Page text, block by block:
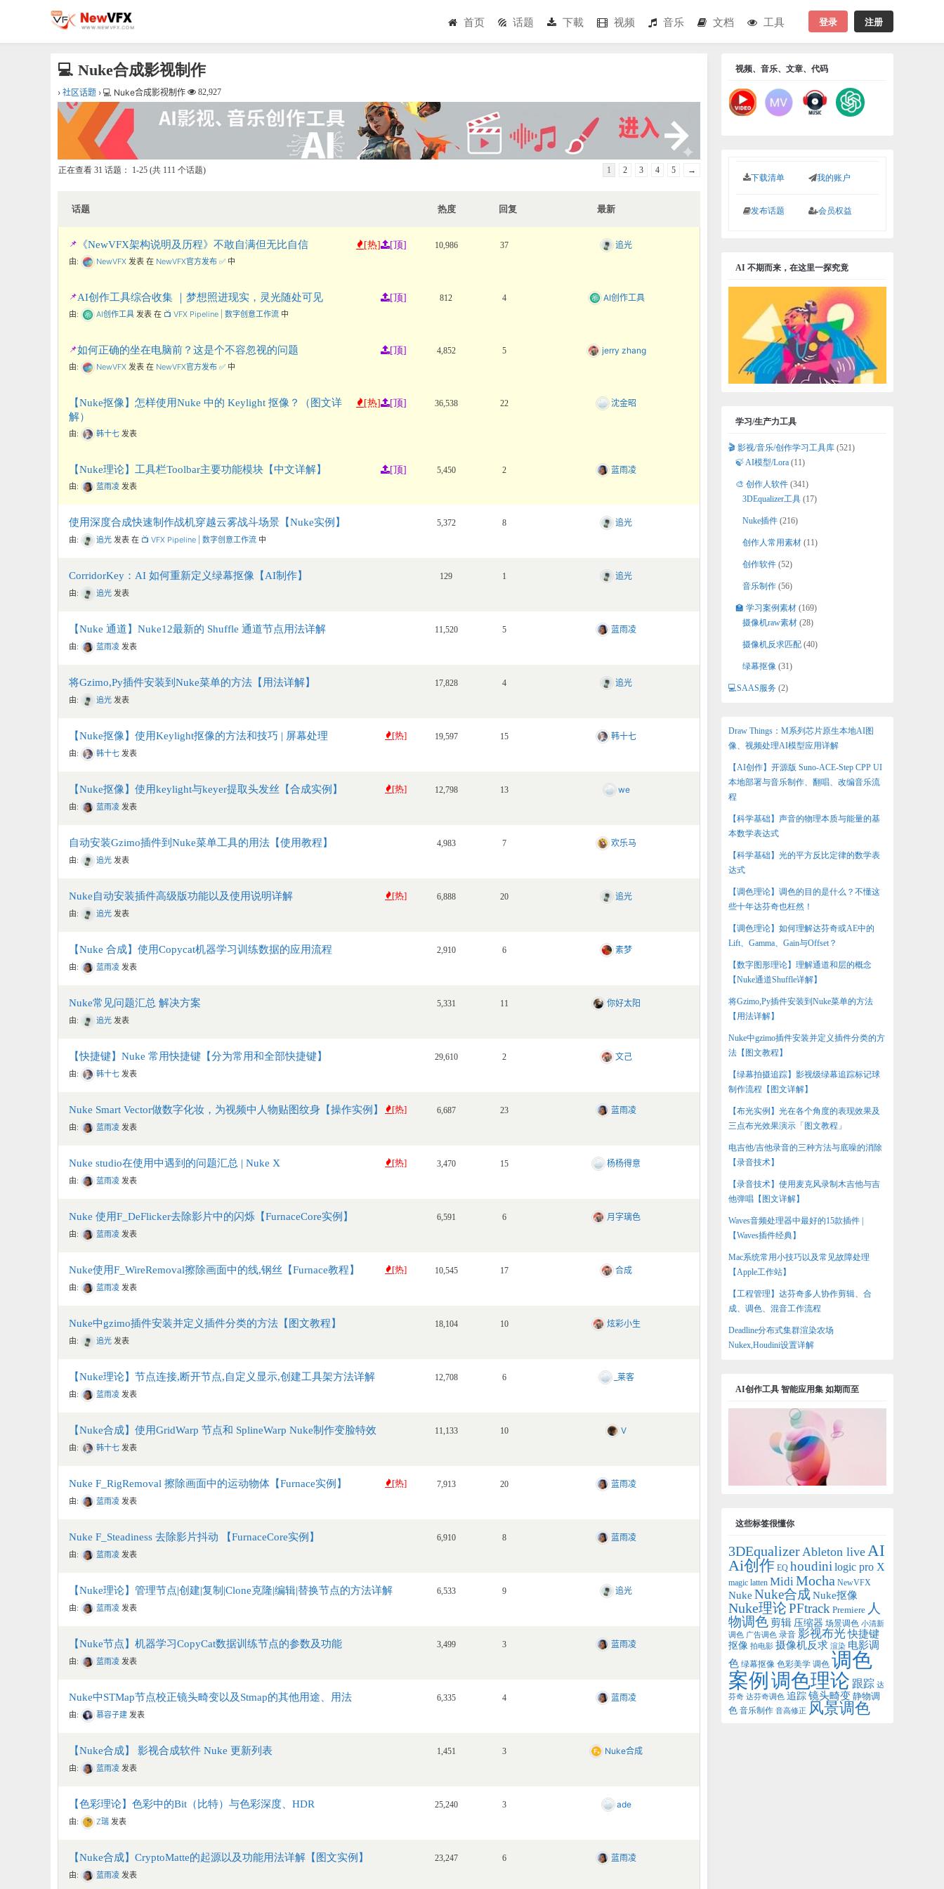
首页 话题 下載 视频 音乐 文档 工具 登录 注册
💻 Nuke合成影视制作
› 社区话题 › 💻 Nuke合成影视制作 82,927
正在查看 31 话题： 1-25 (共 111 个话题) 1 2 3 4 5 →
话题 热度 回复 最新
[顶]
[热]
《NewVFX架构说明及历程》不敢自满但无比自信
由: NewVFX 发表 在 NewVFX官方发布 ✅ 中
10,986 37 追光
[顶]
AI创作工具综合收集 ｜梦想照进现实，灵光随处可见
由: AI创作工具 发表 在 📺 VFX Pipeline | 数字创意工作流 中
812 4 AI创作工具
[顶]
如何正确的坐在电脑前？这是个不容忽视的问题
由: NewVFX 发表 在 NewVFX官方发布 ✅ 中
4,852 5 jerry zhang
[顶]
[热]
【Nuke抠像】怎样使用Nuke 中的 Keylight 抠像？（图文详
解）
由: 韩十七 发表
36,538 22 沈金昭
[顶]
【Nuke理论】工具栏Toolbar主要功能模块【中文详解】
由: 蓝雨凌 发表
5,450 2 蓝雨凌
使用深度合成快速制作战机穿越云雾战斗场景【Nuke实例】
由: 追光 发表 在 📺 VFX Pipeline | 数字创意工作流 中
5,372 8 追光
CorridorKey：AI 如何重新定义绿幕抠像【AI制作】
由: 追光 发表
129 1 追光
【Nuke 通道】Nuke12最新的 Shuffle 通道节点用法详解
由: 蓝雨凌 发表
11,520 5 蓝雨凌
将Gzimo,Py插件安装到Nuke菜单的方法【用法详解】
由: 追光 发表
17,828 4 追光
[热]
【Nuke抠像】使用Keylight抠像的方法和技巧 | 屏幕处理
由: 韩十七 发表
19,597 15 韩十七
[热]
【Nuke抠像】使用keylight与keyer提取头发丝【合成实例】
由: 蓝雨凌 发表
12,798 13 we
自动安装Gzimo插件到Nuke菜单工具的用法【使用教程】
由: 追光 发表
4,983 7 欢乐马
[热]
Nuke自动安装插件高级版功能以及使用说明详解
由: 追光 发表
6,888 20 追光
【Nuke 合成】使用Copycat机器学习训练数据的应用流程
由: 蓝雨凌 发表
2,910 6 素梦
Nuke常见问题汇总 解决方案
由: 追光 发表
5,331 11 你好太阳
【快捷键】Nuke 常用快捷键【分为常用和全部快捷键】
由: 韩十七 发表
29,610 2 文己
[热]
Nuke Smart Vector做数字化妆，为视频中人物贴图纹身【操作实例】
由: 蓝雨凌 发表
6,687 23 蓝雨凌
[热]
Nuke studio在使用中遇到的问题汇总 | Nuke X
由: 蓝雨凌 发表
3,470 15 杨杨得意
Nuke 使用F_DeFlicker去除影片中的闪烁【FurnaceCore实例】
由: 蓝雨凌 发表
6,591 6 月字璃色
[热]
Nuke使用F_WireRemoval擦除画面中的线,钢丝【Furnace教程】
由: 蓝雨凌 发表
10,545 17 合成
Nuke中gzimo插件安装并定义插件分类的方法【图文教程】
由: 追光 发表
18,104 10 炫彩小生
【Nuke理论】节点连接,断开节点,自定义显示,创建工具架方法详解
由: 蓝雨凌 发表
12,708 6 _莱客
【Nuke合成】使用GridWarp 节点和 SplineWarp Nuke制作变脸特效
由: 韩十七 发表
11,133 10 V
[热]
Nuke F_RigRemoval 擦除画面中的运动物体【Furnace实例】
由: 蓝雨凌 发表
7,913 20 蓝雨凌
Nuke F_Steadiness 去除影片抖动 【FurnaceCore实例】
由: 蓝雨凌 发表
6,910 8 蓝雨凌
【Nuke理论】管理节点|创建|复制|Clone克隆|编辑|替换节点的方法详解
由: 蓝雨凌 发表
6,533 9 追光
【Nuke节点】机器学习CopyCat数据训练节点的参数及功能
由: 蓝雨凌 发表
3,499 3 蓝雨凌
Nuke中STMap节点校正镜头畸变以及Stmap的其他用途、用法
由: 慕容子建 发表
6,335 4 蓝雨凌
【Nuke合成】 影视合成软件 Nuke 更新列表
由: 蓝雨凌 发表
1,451 3 Nuke合成
【色彩理论】色彩中的Bit（比特）与色彩深度、HDR
由: Z瑞 发表
25,240 3 ade
【Nuke合成】CryptoMatte的起源以及功能用法详解【图文实例】
由: 蓝雨凌 发表
23,247 6 蓝雨凌
视频、音乐、文章、代码
下载清单 我的账户
发布话题 会员权益
AI 不期而来，在这里一探究竟
学习/生产力工具
🎬 影视/音乐/创作学习工具库 (521)
🍃 AI模型/Lora (11)
🎨 创作人软件 (341)
3DEqualizer工具 (17)
Nuke插件 (216)
创作人常用素材 (11)
创作软件 (52)
音乐制作 (56)
🏫 学习案例素材 (169)
摄像机raw素材 (28)
摄像机反求匹配 (40)
绿幕抠像 (31)
💻SAAS服务 (2)
Draw Things：M系列芯片原生本地AI图
像、视频处理AI模型应用详解
【AI创作】开源版 Suno-ACE-Step CPP UI
本地部署与音乐制作、翻唱、改编音乐流
程
【科学基础】声音的物理本质与能量的基
本数学表达式
【科学基础】光的平方反比定律的数学表
达式
【调色理论】调色的目的是什么？不懂这
些十年达芬奇也枉然！
【调色理论】如何理解达芬奇或AE中的
Lift、Gamma、Gain与Offset？
【数字图形理论】理解通道和层的概念
【Nuke通道Shuffle详解】
将Gzimo,Py插件安装到Nuke菜单的方法
【用法详解】
Nuke中gzimo插件安装并定义插件分类的方
法【图文教程】
【绿幕拍摄追踪】影视级绿幕追踪标记球
制作流程【图文详解】
【布光实例】光在各个角度的表现效果及
三点布光效果演示「图文教程」
电吉他/吉他录音的三种方法与底噪的消除
【录音技术】
【录音技术】使用麦克风录制木吉他与吉
他弹唱【图文详解】
Waves音频处理器中最好的15款插件 |
【Waves插件经典】
Mac系统常用小技巧以及常见故障处理
【Apple工作站】
【工程管理】达芬奇多人协作剪辑、合
成、调色、混音工作流程
Deadline分布式集群渲染农场
Nukex,Houdini设置详解
AI创作工具 智能应用集 如期而至
这些标签很懂你
3DEqualizerAbleton liveAI
Ai创作 EQ houdinilogic pro X
magic latten MidiMocha NewVFX
Nuke Nuke合成Nuke抠像
Nuke理论PFtrack Premiere 人
物调色剪辑 压缩器 场景调色 小清新
调色 广告调色 录音 影视布光快捷键
抠像 拍电影 摄像机反求 渲染 电影调
色 绿幕抠像 色彩美学 调色 调色
案例 调色理论 跟踪 达
芬奇 达芬奇调色 追踪镜头畸变 静物调
色 音乐制作 音高修正 风景调色